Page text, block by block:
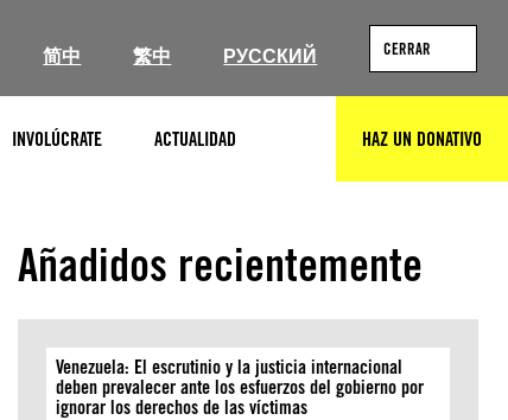
简中 繁中 РУССКИЙ CERRAR
INVOLÚCRATE ACTUALIDAD HAZ UN DONATIVO
Añadidos recientemente
Venezuela: El escrutinio y la justicia internacional
deben prevalecer ante los esfuerzos del gobierno por
ignorar los derechos de las víctimas